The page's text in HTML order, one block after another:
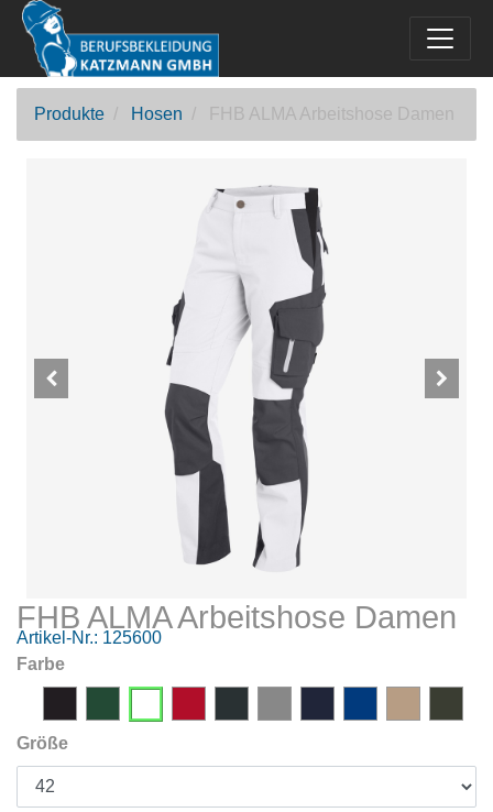
Produkte Hosen FHB ALMA Arbeitshose Damen
FHB ALMA Arbeitshose Damen
Artikel-Nr.: 125600
Farbe
Größe